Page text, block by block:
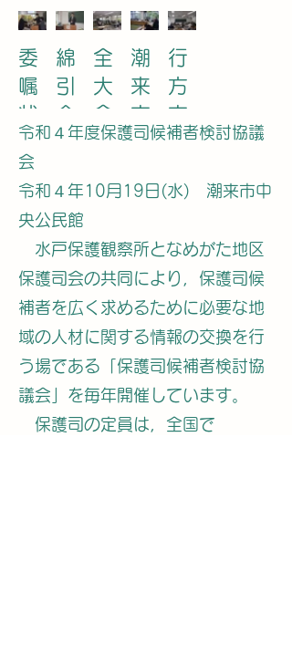
委
嘱
状
交
付
綿
引
企
画
整
課
長
全
大
会
の
子
潮
来
市
委
行
方
市
委
令和４年度保護司候補者検討協議
会
​令和４年10月19日(水) 潮来市中
央公民館
水戸保護観察所となめがた地区
保護司会の共同により，保護司候
補者を広く求めるために必要な地
域の人材に関する情報の交換を行
う場である「保護司候補者検討協
議会」を毎年開催しています。
保護司の定員は，全国で